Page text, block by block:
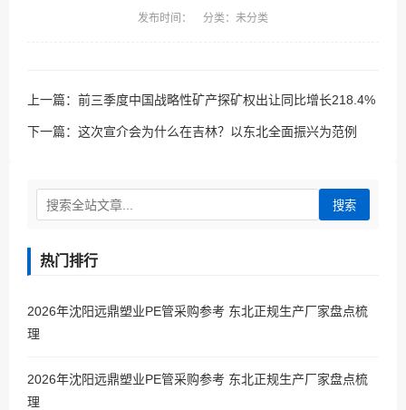
发布时间： 分类：未分类
上一篇： 前三季度中国战略性矿产探矿权出让同比增长218.4%
下一篇： 这次宣介会为什么在吉林？以东北全面振兴为范例
搜索
热门排行
2026年沈阳远鼎塑业PE管采购参考 东北正规生产厂家盘点梳
理
2026年沈阳远鼎塑业PE管采购参考 东北正规生产厂家盘点梳
理